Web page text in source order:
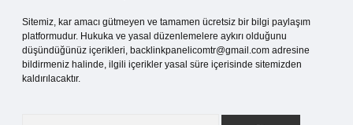
Sitemiz, kar amacı gütmeyen ve tamamen ücretsiz bir bilgi paylaşım
platformudur. Hukuka ve yasal düzenlemelere aykırı olduğunu
düşündüğünüz içerikleri, backlinkpanelicomtr@gmail.com adresine
bildirmeniz halinde, ilgili içerikler yasal süre içerisinde sitemizden
kaldırılacaktır.